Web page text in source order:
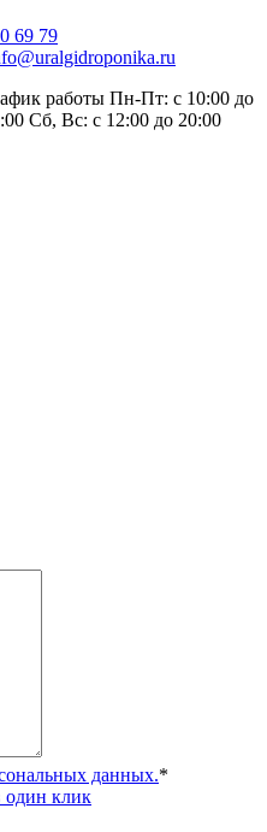
69 79
работы Пн-Пт: с 10:00 до
Сб, Вс: с 12:00 до 20:00
данных.*
один клик